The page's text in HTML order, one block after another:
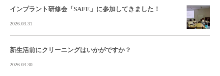
インプラント研修会「SAFE」に参加してきました！
2026.03.31
新生活前にクリーニングはいかがですか？
2026.03.30